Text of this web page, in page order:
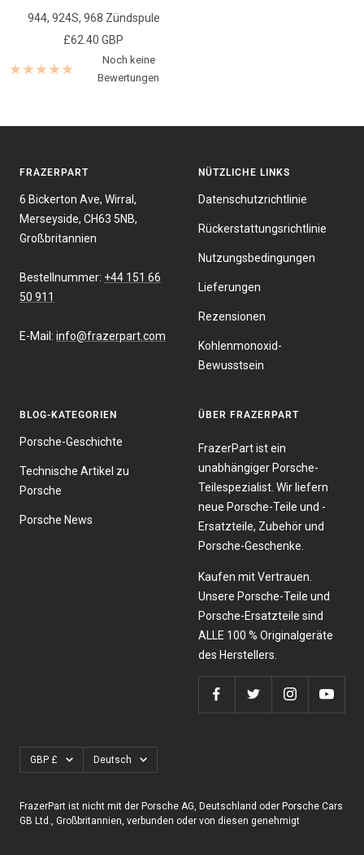
944, 924S, 968 Zündspule
Angebotspreis
£62.40 GBP
Noch keine
Bewertungen
FRAZERPART
6 Bickerton Ave, Wirral,
Merseyside, CH63 5NB,
Großbritannien
Bestellnummer: +44 151 66
50 911
E-Mail: info@frazerpart.com
NÜTZLICHE LINKS
Datenschutzrichtlinie
Rückerstattungsrichtlinie
Nutzungsbedingungen
Lieferungen
Rezensionen
Kohlenmonoxid-
Bewusstsein
BLOG-KATEGORIEN
Porsche-Geschichte
Technische Artikel zu
Porsche
Porsche News
ÜBER FRAZERPART
FrazerPart ist ein
unabhängiger Porsche-
Teilespezialist. Wir liefern
neue Porsche-Teile und -
Ersatzteile, Zubehör und
Porsche-Geschenke.
Kaufen mit Vertrauen.
Unsere Porsche-Teile und
Porsche-Ersatzteile sind
ALLE 100 % Originalgeräte
des Herstellers.
Währung
GBP £ Sprache
Deutsch
FrazerPart ist nicht mit der Porsche AG, Deutschland oder Porsche Cars
GB Ltd., Großbritannien, verbunden oder von diesen genehmigt